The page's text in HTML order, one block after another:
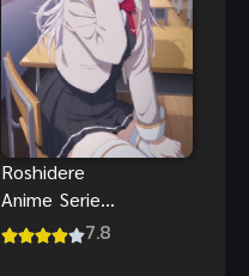
Roshidere
Anime Series
คุณอาเรียโต๊ะ
7.8